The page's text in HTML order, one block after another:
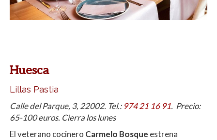
Huesca
Lillas Pastia
Calle del Parque, 3, 22002. Tel.: 974 21 16 91. Precio:
65-100 euros. Cierra los lunes
El veterano cocinero Carmelo Bosque estrena